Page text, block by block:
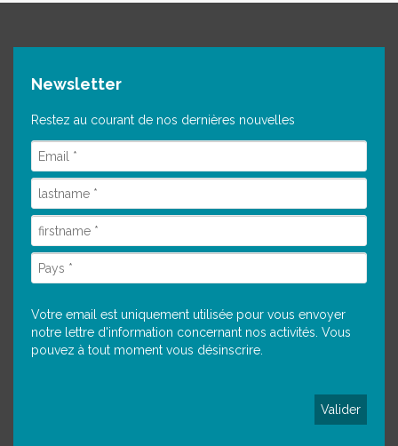
Newsletter
Restez au courant de nos dernières nouvelles
Votre email est uniquement utilisée pour vous envoyer
notre lettre d'information concernant nos activités. Vous
pouvez à tout moment vous désinscrire.